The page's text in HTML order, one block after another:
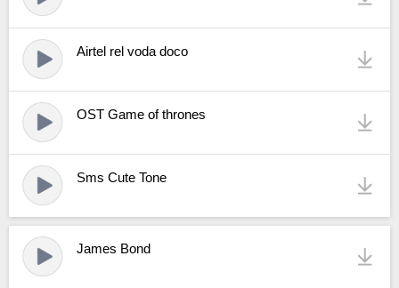
Airtel rel voda doco
OST Game of thrones
Sms Cute Tone
James Bond